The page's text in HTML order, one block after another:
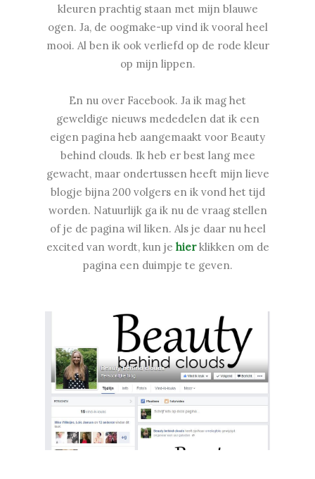
kleuren prachtig staan met mijn blauwe
ogen. Ja, de oogmake-up vind ik vooral heel
mooi. Al ben ik ook verliefd op de rode kleur
op mijn lippen.
En nu over Facebook. Ja ik mag het
geweldige nieuws mededelen dat ik een
eigen pagina heb aangemaakt voor Beauty
behind clouds. Ik heb er best lang mee
gewacht, maar ondertussen heeft mijn lieve
blogje bijna 200 volgers en ik vond het tijd
worden. Natuurlijk ga ik nu de vraag stellen
of je de pagina wil liken. Als je daar nu heel
excited van wordt, kun je hier klikken om de
pagina een duimpje te geven.